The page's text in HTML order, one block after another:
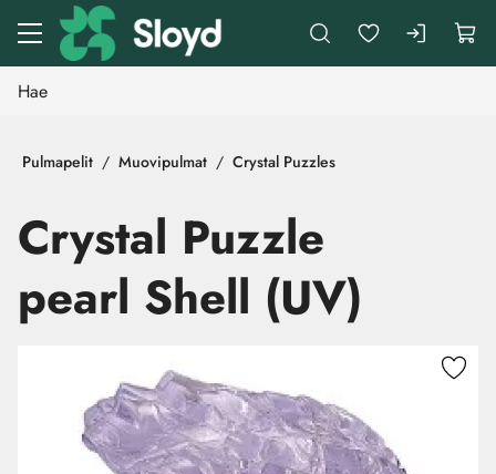
Siirry pääsisältöön
Pulmapelit Muovipulmat Crystal Puzzles
Crystal Puzzle
pearl Shell (UV)